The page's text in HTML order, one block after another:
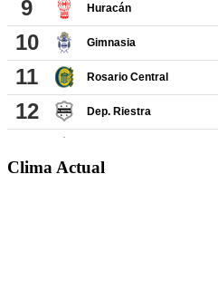
Clima Actual